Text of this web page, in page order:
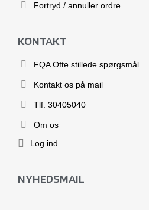
Fortryd / annuller ordre
KONTAKT
FQA Ofte stillede spørgsmål
Kontakt os på mail
Tlf. 30405040
Om os
Log ind
NYHEDSMAIL